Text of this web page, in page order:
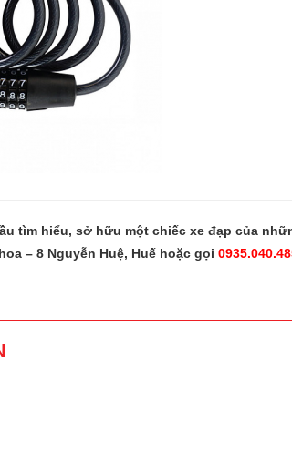
tìm hiểu, sở hữu một chiếc xe đạp của
– 8 Nguyễn Huệ, Huế hoặc gọi